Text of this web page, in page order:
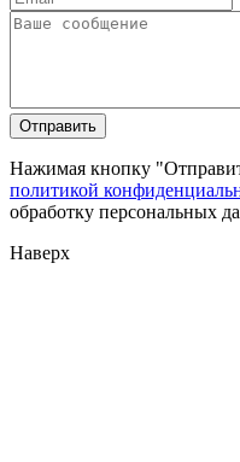
Нажимая кнопку
политикой
обработку персональных
Наверх